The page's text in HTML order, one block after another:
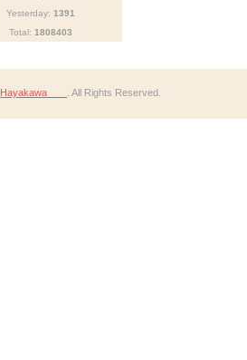
Yesterday: 1391
Total: 1808403
Hayakawa . All Rights Reserved.